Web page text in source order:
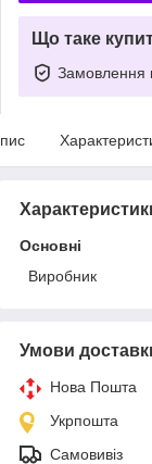
Що таке
Замовлення
Основні
Виробник
Умови
Нова Пошта
Укрпошта
Самовивіз